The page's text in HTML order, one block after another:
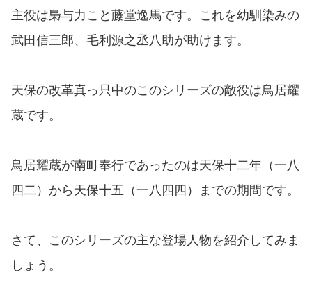
主役は梟与力こと藤堂逸馬です。これを幼馴染みの
武田信三郎、毛利源之丞八助が助けます。
天保の改革真っ只中のこのシリーズの敵役は鳥居耀
蔵です。
鳥居耀蔵が南町奉行であったのは天保十二年（一八
四二）から天保十五（一八四四）までの期間です。
さて、このシリーズの主な登場人物を紹介してみま
しょう。